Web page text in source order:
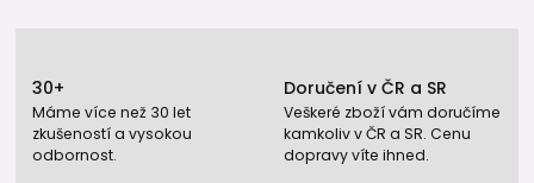
K čemu slouží koleno 90°?
Koleno 90° umožňuje změnit směr potrubí o pravý úhel a
patří mezi nejčastěji používané tvarovky v rozvodech vody
30+
Máme více než 30 let
zkušeností a vysokou
odbornost.
Doručení v ČR a SR
Veškeré zboží vám doručíme
kamkoliv v ČR a SR. Cenu
dopravy víte ihned.